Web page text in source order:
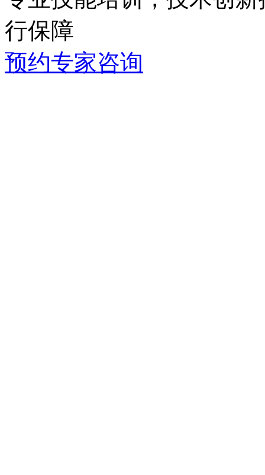
行保障
预约专家咨询